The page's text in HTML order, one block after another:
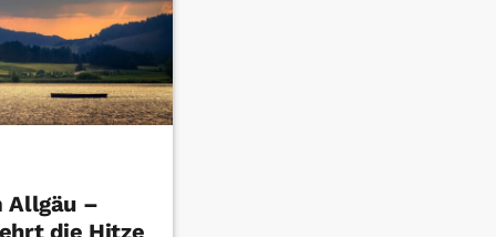
Allgäu –
die Hitze